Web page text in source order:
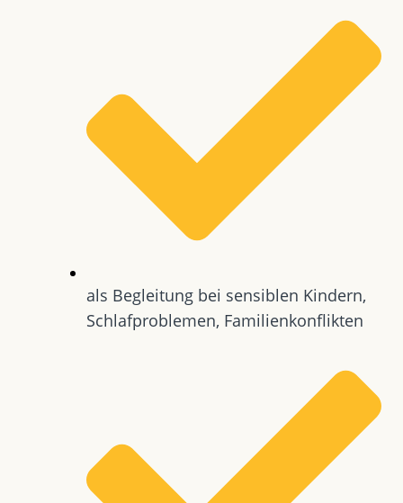
als Begleitung bei sensiblen Kindern,
Schlafproblemen, Familienkonflikten